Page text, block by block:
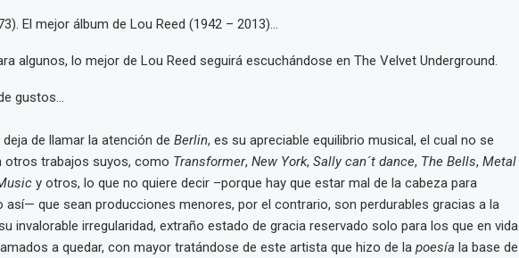
El mejor álbum de Lou Reed (1942 – 2013)...
algunos, lo mejor de Lou Reed seguirá escuchándose en The Velvet Underground.
gustos...
de llamar la atención de Berlin, es su apreciable equilibrio musical, el cual no se
otros trabajos suyos, como Transformer, New York, Sally can´t dance, The Bells, Metal
y otros, lo que no quiere decir –porque hay que estar mal de la cabeza para
así— que sean producciones menores, por el contrario, son perdurables gracias a la
invalorable irregularidad, extraño estado de gracia reservado solo para los que en vida
a quedar, con mayor tratándose de este artista que hizo de la poesía la base de